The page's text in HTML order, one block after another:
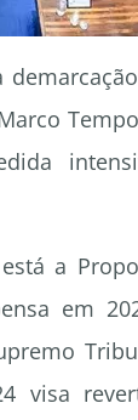
a
em
visa